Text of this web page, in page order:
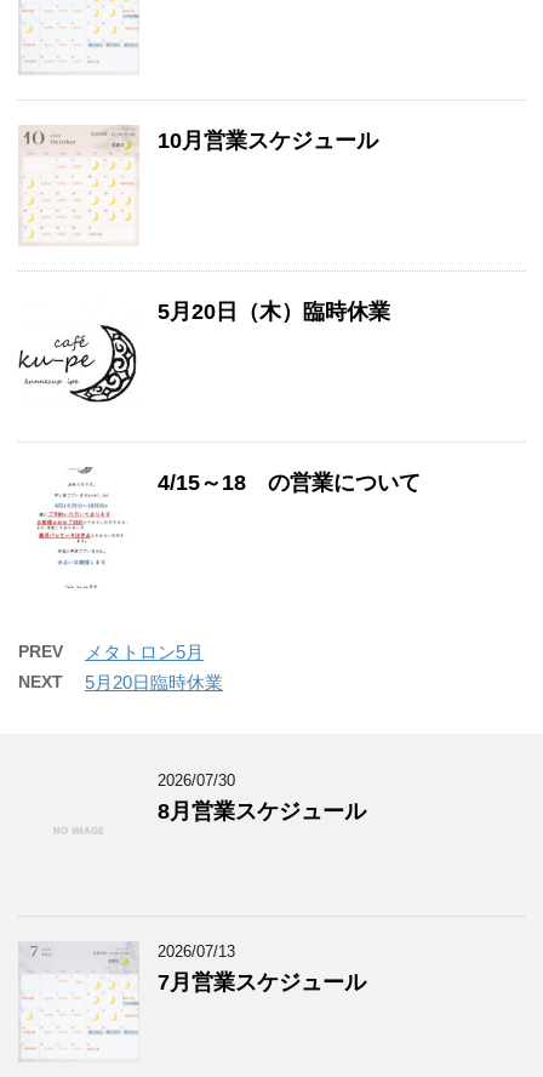
10月営業スケジュール
5月20日（木）臨時休業
4/15～18 の営業について
PREV メタトロン5月
NEXT 5月20日臨時休業
2026/07/30
8月営業スケジュール
2026/07/13
7月営業スケジュール